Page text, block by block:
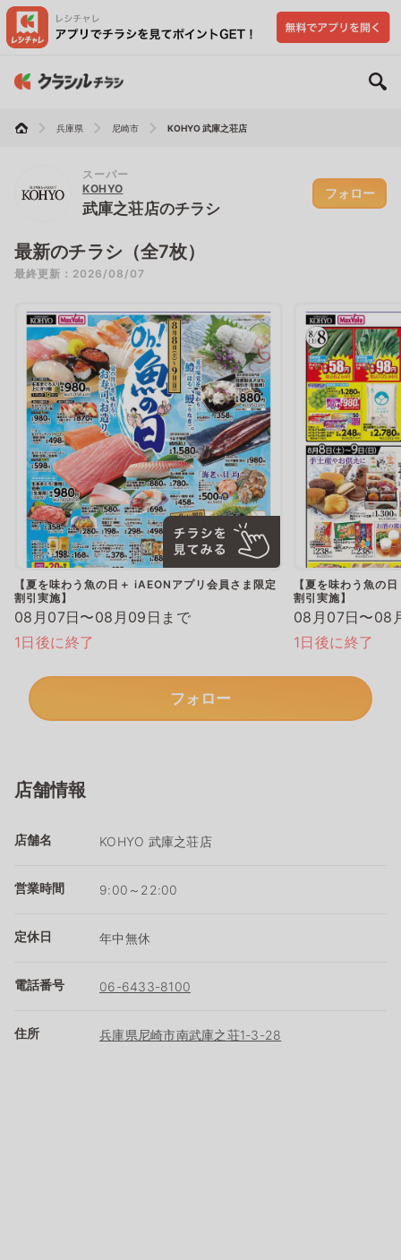
兵庫県 尼崎市 KOHYO 武庫之荘店
スーパー
KOHYO
武庫之荘店のチラシ
フォロー
最新のチラシ（全7枚）
最終更新：2026/08/07
【夏を味わう魚の日＋ iAEONアプリ会員さま限定
割引実施】
08月07日〜08月09日まで
1日後に終了
【夏を味わう魚の
割引実施】
08月07日〜08
1日後に終了
フォロー
店舗情報
店舗名 KOHYO 武庫之荘店
営業時間 9:00～22:00
定休日 年中無休
電話番号 06-6433-8100
住所 兵庫県尼崎市南武庫之荘1-3-28